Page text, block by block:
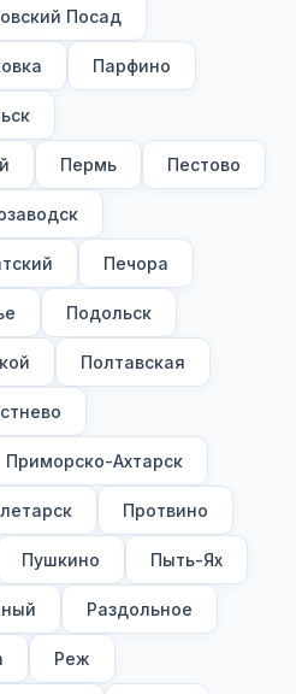
Посад
Парфино
Пермь Пестово
Печора
Подольск
Полтавская
Приморско-Ахтарск
Протвино
Пушкино Пыть-Ях
Раздольное
Реж